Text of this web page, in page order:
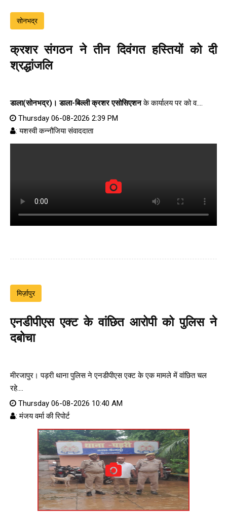
सोनभद्र
क्रशर संगठन ने तीन दिवंगत हस्तियों को दी
श्रद्धांजलि
डाला(सोनभद्र)। डाला-बिल्ली क्रशर एसोसिएशनके कार्यालय पर को व....
Thursday 06-08-2026 2:39 PM
: यशस्वी कन्नौजिया संवाददाता
मिर्ज़ापुर
एनडीपीएस एक्ट के वांछित आरोपी को पुलिस ने
दबोचा
मीरजापुर। पड़री थाना पुलिस ने एनडीपीएस एक्ट के एक मामले में वांछित चल
रहे....
Thursday 06-08-2026 10:40 AM
: मंजय वर्मा की रिपोर्ट